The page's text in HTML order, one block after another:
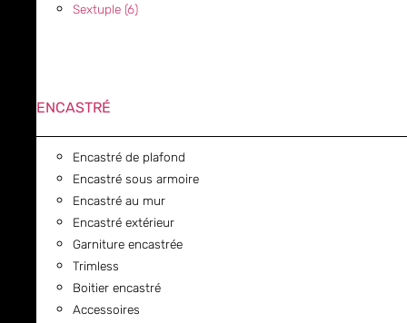
Sextuple (6)
ENCASTRÉ
Encastré de plafond
Encastré sous armoire
Encastré au mur
Encastré extérieur
Garniture encastrée
Trimless
Boitier encastré
Accessoires